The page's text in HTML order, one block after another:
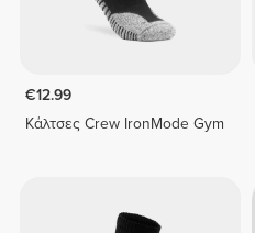
€12.99
Κάλτσες Crew IronMode Gym